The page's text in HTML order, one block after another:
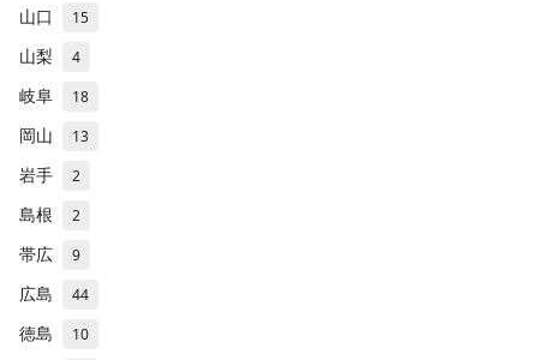
山口 15
山梨 4
岐阜 18
岡山 13
岩手 2
島根 2
帯広 9
広島 44
徳島 10